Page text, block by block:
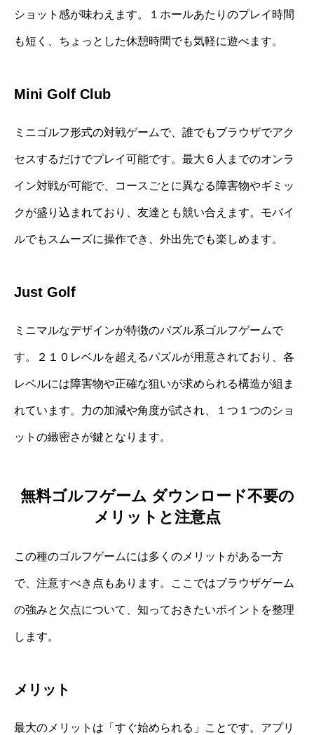
ショット感が味わえます。１ホールあたりのプレイ時間
も短く、ちょっとした休憩時間でも気軽に遊べます。
Mini Golf Club
ミニゴルフ形式の対戦ゲームで、誰でもブラウザでアク
セスするだけでプレイ可能です。最大６人までのオンラ
イン対戦が可能で、コースごとに異なる障害物やギミッ
クが盛り込まれており、友達とも競い合えます。モバイ
ルでもスムーズに操作でき、外出先でも楽しめます。
Just Golf
ミニマルなデザインが特徴のパズル系ゴルフゲームで
す。２１０レベルを超えるパズルが用意されており、各
レベルには障害物や正確な狙いが求められる構造が組ま
れています。力の加減や角度が試され、１つ１つのショ
ットの緻密さが鍵となります。
無料ゴルフゲーム ダウンロード不要の
メリットと注意点
この種のゴルフゲームには多くのメリットがある一方
で、注意すべき点もあります。ここではブラウザゲーム
の強みと欠点について、知っておきたいポイントを整理
します。
メリット
最大のメリットは「すぐ始められる」ことです。アプリ